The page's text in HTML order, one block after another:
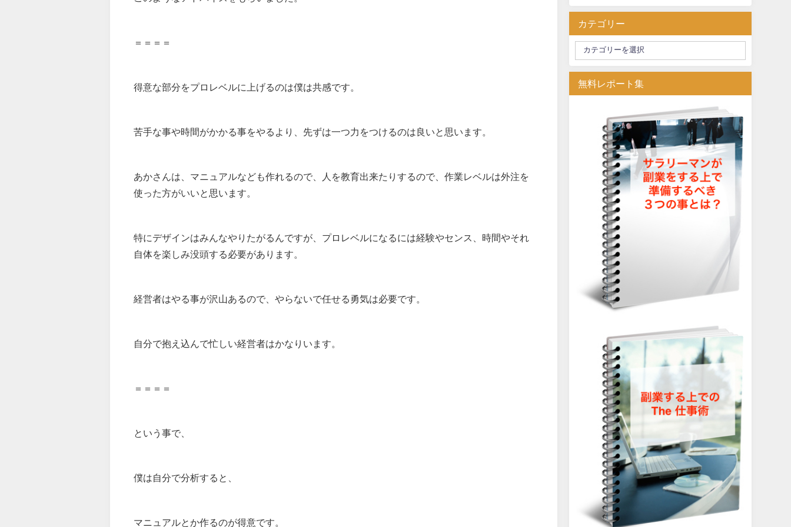
＝＝＝＝
得意な部分をプロレベルに上げるのは僕は共感です。
苦手な事や時間がかかる事をやるより、先ずは一つ力をつけるのは良いと思います。
あかさんは、マニュアルなども作れるので、人を教育出来たりするので、作業レベルは外注を
使った方がいいと思います。
特にデザインはみんなやりたがるんですが、プロレベルになるには経験やセンス、時間やそれ
自体を楽しみ没頭する必要があります。
経営者はやる事が沢山あるので、やらないで任せる勇気は必要です。
自分で抱え込んで忙しい経営者はかなりいます。
＝＝＝＝
という事で、
僕は自分で分析すると、
マニュアルとか作るのが得意です。
カテゴリー
無料レポート集